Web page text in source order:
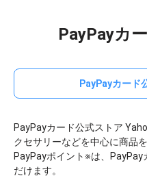
PayPayカ
PayPayカード
PayPayカード公式ストア
クセサリーなどを中心に商品
PayPayポイント※は、PayPay
だけます。